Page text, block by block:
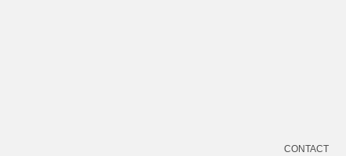
CONTACT